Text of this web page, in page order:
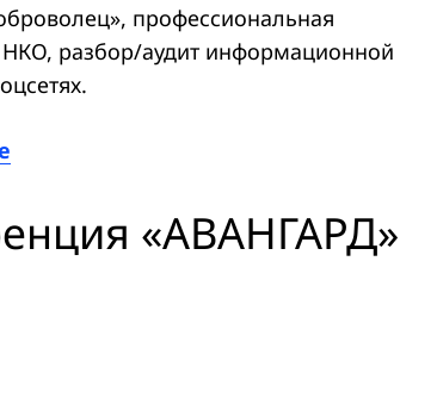
профессиональная
разбор/аудит информационной
«АВАНГАРД»